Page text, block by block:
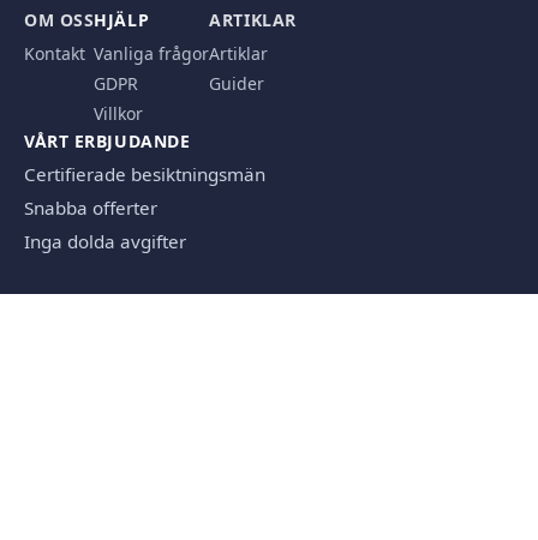
OM OSS
Kontakt
HJÄLP
Vanliga frågor
GDPR
Villkor
ARTIKLAR
Artiklar
Guider
VÅRT ERBJUDANDE
Certifierade besiktningsmän
Snabba offerter
Inga dolda avgifter